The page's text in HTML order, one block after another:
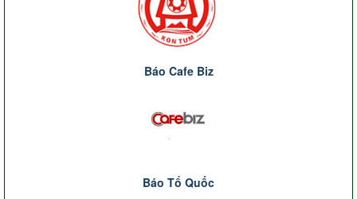
Báo Cafe Biz
Báo Tổ Quốc